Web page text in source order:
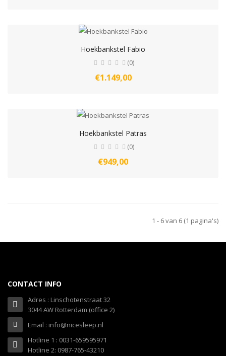
Hoekbankstel Fabio
(0)
€1.149,00
Hoekbankstel Patras
(0)
€949,00
1 - 6 van 6 (1 pagina's)
CONTACT INFO
Adres : Linschotenstraat 32
3044 AW Rotterdam (office 2)
Email : info@nicesleep.nl
Hotline 1 : 0031-659595971
Hotline 2: 0987-765-43210